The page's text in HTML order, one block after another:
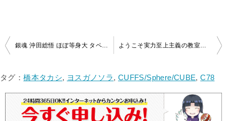
投
ナ
タグ：橋本タカシ, ヨスガノソラ, CUFFS/Sphere/CUBE,C78